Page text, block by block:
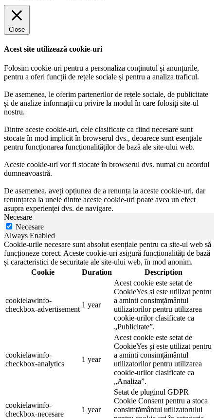
Close
Acest site utilizează cookie-uri
Folosim cookie-uri pentru a personaliza conținutul și anunțurile,
pentru a oferi funcții de rețele sociale și pentru a analiza traficul.
De asemenea, le oferim partenerilor de rețele sociale, de publicitate
și de analize informații cu privire la modul în care folosiți site-ul
nostru.
Dintre aceste cookie-uri, cele clasificate ca fiind necesare sunt
stocate în mod implicit în browserul dvs., deoarece sunt esențiale
pentru funcționarea funcționalităților de bază ale site-ului web.
Aceste cookie-uri vor fi stocate în browserul dvs. numai cu acordul
dumneavoastră.
De asemenea, aveți opțiunea de a renunța la aceste cookie-uri, dar
renunțarea la unele dintre aceste cookie-uri poate avea un efect
asupra experienței dvs. de navigare.
Necesare
Necesare
Always Enabled
Cookie-urile necesare sunt absolut esențiale pentru ca site-ul web să
funcționeze corect. Aceste cookie-uri asigură funcționalități de bază
și caracteristici de securitate ale site-ului web, în mod anonim.
Cookie
Duration Description
cookielawinfo-
checkbox-advertisement
1 year
Acest cookie este setat de
CookieYes și este utilizat pentru
a aminti consimțământul
utilizatorilor pentru utilizarea
cookie-urilor clasificate ca
„Publicitate”.
cookielawinfo-
checkbox-analytics
1 year
Acest cookie este setat de
CookieYes și este utilizat pentru
a aminti consimțământul
utilizatorilor pentru utilizarea
cookie-urilor clasificate ca
„Analiza”.
cookielawinfo-
checkbox-necesare
1 year
Setat de pluginul GDPR
Cookie Consent pentru a stoca
consimțământul utilizatorului